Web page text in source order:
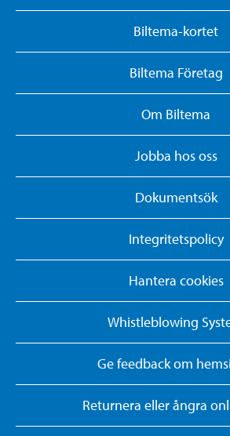
Biltema-kortet
Biltema Företag
Om Biltema
Jobba hos oss
Dokumentsök
Integritetspolicy
Hantera cookies
Whistleblowing
Ge feedback om
Returnera eller ångra